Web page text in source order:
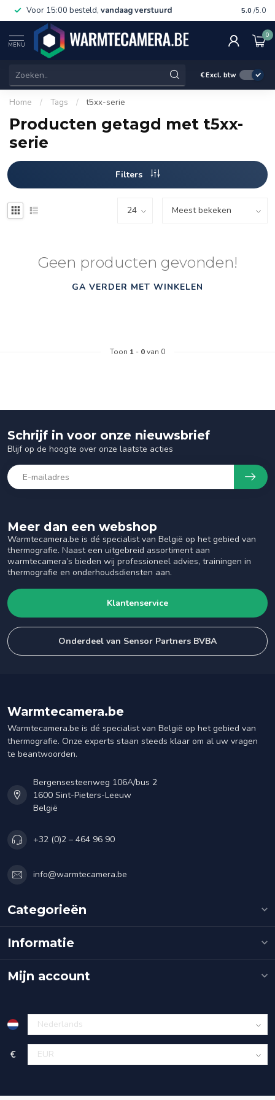
Voor 15:00 besteld, vandaag verstuurd Gratis
5.0 /5.0
MENU
0
€Excl. btw
Home / Tags / t5xx-serie
Producten getagd met t5xx-
serie
Filters
Geen producten gevonden!
GA VERDER MET WINKELEN
Toon 1 - 0van 0
Meer dan een webshop
Warmtecamera.be is dé specialist van België op het gebied van
thermografie. Naast een uitgebreid assortiment aan
warmtecamera’s bieden wij professioneel advies, trainingen in
thermografie en onderhoudsdiensten aan.
Klantenservice
Onderdeel van Sensor Partners BVBA
Schrijf in voor onze nieuwsbrief
Blijf op de hoogte over onze laatste acties
Warmtecamera.be
Warmtecamera.be is dé specialist van België op het gebied van
thermografie. Onze experts staan steeds klaar om al uw vragen
te beantwoorden.
Bergensesteenweg 106A/bus 2
1600 Sint-Pieters-Leeuw
België
+32 (0)2 – 464 96 90
info@warmtecamera.be
Categorieën
Informatie
Mijn account
€